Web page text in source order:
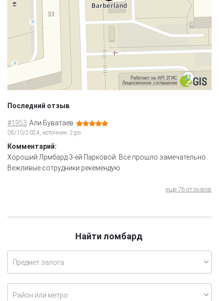
Работает на API 2ГИС
Лицензионное соглашение
Последний отзыв
#1953 Али Буватаев
06/10/2024, источник: 2gis
Комментарий:
Хороший Лрмбард 3-ей Парковой. Все прошло замечательно.
Вежливые сотрудники рекемендую
еще 76 отзывов
Найти ломбард
Предмет залога
Район или метро